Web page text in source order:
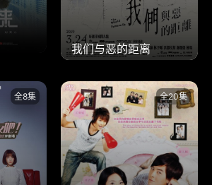
我们与恶的距离
全8集 全20集